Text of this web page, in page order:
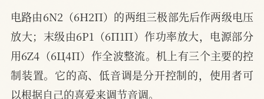
电路由6N2（6H2П）的两组三极部先后作两级电压
放大；末级由6P1（6П1П）作功率放大，电源部分
用6Z4（6Ц4П）作全波整流。机上有三个主要的控
制装置。它的高、低音调是分开控制的，使用者可
以根据自己的喜爱来调节音调。